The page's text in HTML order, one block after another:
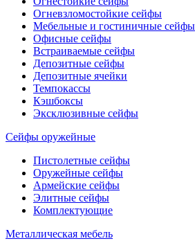
Огневзломостойкие сейфы
Мебельные и гостиничные сейфы
Офисные сейфы
Встраиваемые сейфы
Депозитные сейфы
Депозитные ячейки
Темпокассы
Кэшбоксы
Эксклюзивные сейфы
Сейфы оружейные
Пистолетные сейфы
Оружейные сейфы
Армейские сейфы
Элитные сейфы
Комплектующие
Металлическая мебель